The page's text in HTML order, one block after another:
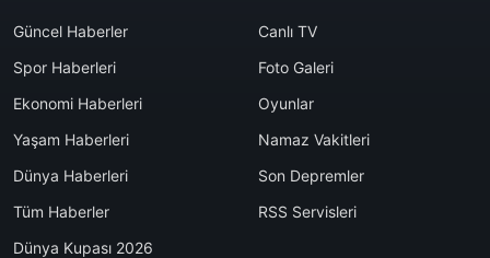
Güncel Haberler
Spor Haberleri
Ekonomi Haberleri
Yaşam Haberleri
Dünya Haberleri
Tüm Haberler
Dünya Kupası 2026
Canlı TV
Foto Galeri
Oyunlar
Namaz Vakitleri
Son Depremler
RSS Servisleri